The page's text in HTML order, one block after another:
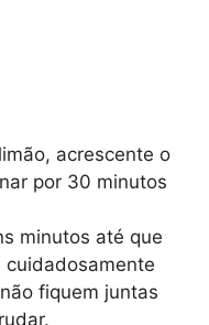
acrescente o
por 30 minutos
minutos até que
fiquem juntas